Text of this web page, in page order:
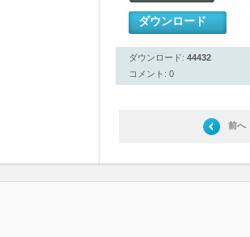
ダウンロード
ダウンロード: 44432
コメント: 0
前へ